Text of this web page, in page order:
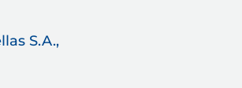
S.A.,